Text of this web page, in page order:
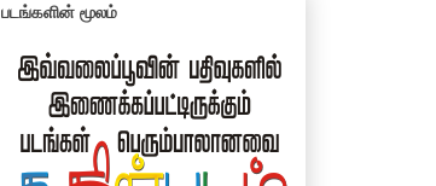
படங்களின் மூலம்